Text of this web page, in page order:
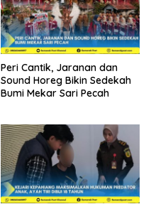
Peri Cantik, Jaranan dan
Sound Horeg Bikin Sedekah
Bumi Mekar Sari Pecah